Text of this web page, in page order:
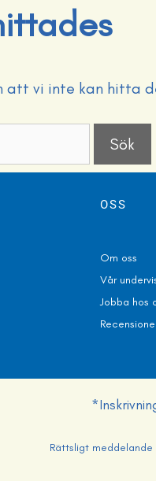
att vi inte kan hitta
OSS
Om oss
Vår
Jobba hos
Rättsligt meddelande